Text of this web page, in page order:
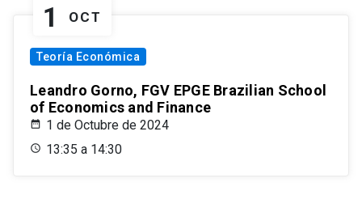
1 OCT
Teoría Económica
Leandro Gorno, FGV EPGE Brazilian School
of Economics and Finance
1 de Octubre de 2024
13:35 a 14:30